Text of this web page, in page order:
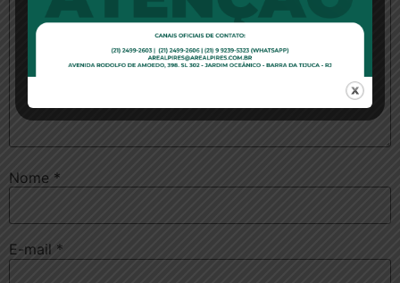
Nome *
E-mail *